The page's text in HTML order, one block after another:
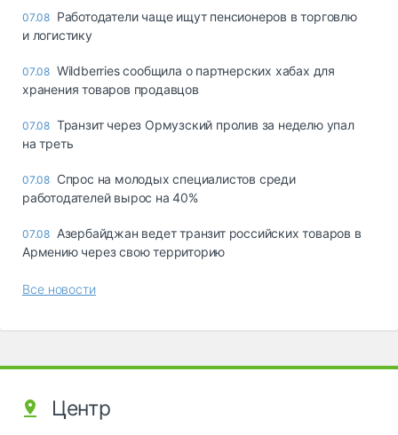
07.08 Работодатели чаще ищут пенсионеров в торговлю
и логистику
07.08 Wildberries сообщила о партнерских хабах для
хранения товаров продавцов
07.08 Транзит через Ормузский пролив за неделю упал
на треть
07.08 Спрос на молодых специалистов среди
работодателей вырос на 40%
07.08 Азербайджан ведет транзит российских товаров в
Армению через свою территорию
Все новости
Центр